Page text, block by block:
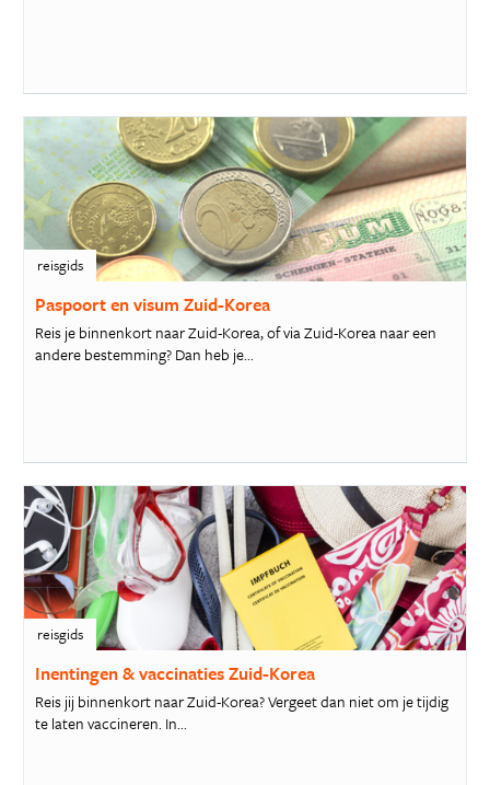
reisgids
Paspoort en visum Zuid-Korea
Reis je binnenkort naar Zuid-Korea, of via Zuid-Korea naar een
andere bestemming? Dan heb je...
reisgids
Inentingen & vaccinaties Zuid-Korea
Reis jij binnenkort naar Zuid-Korea? Vergeet dan niet om je tijdig
te laten vaccineren. In...